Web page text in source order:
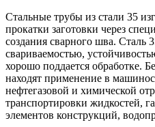
Стальные трубы из стали 35
прокатки заготовки через
создания сварного шва. Сталь
свариваемостью,
хорошо поддается обработке.
находят применение в
нефтегазовой и химической
транспортировки жидкостей,
элементов конструкций,